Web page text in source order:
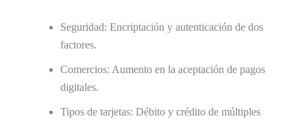
Seguridad: Encriptación y autenticación de dos
factores.
Comercios: Aumento en la aceptación de pagos
digitales.
Tipos de tarjetas: Débito y crédito de múltiples